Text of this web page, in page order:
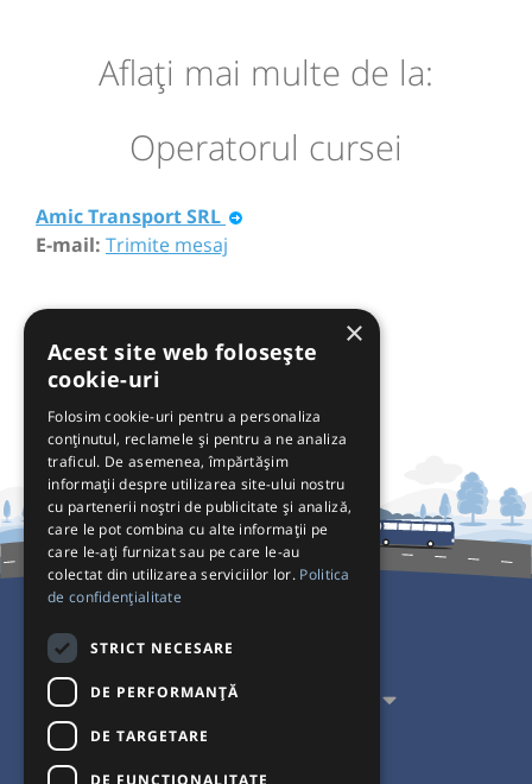
Aflaţi mai multe de la:
Operatorul cursei
Amic Transport SRL
E-mail: Trimite mesaj
Pentru Călători
Pentru Transportatori
Interacționăm
×
Acest site web folosește
cookie-uri
Folosim cookie-uri pentru a personaliza
conținutul, reclamele și pentru a ne analiza
traficul. De asemenea, împărtășim
informații despre utilizarea site-ului nostru
cu partenerii noștri de publicitate și analiză,
care le pot combina cu alte informații pe
care le-ați furnizat sau pe care le-au
colectat din utilizarea serviciilor lor. Politica
de confidențialitate
STRICT NECESARE
DE PERFORMANȚĂ
DE TARGETARE
DE FUNCŢIONALITATE